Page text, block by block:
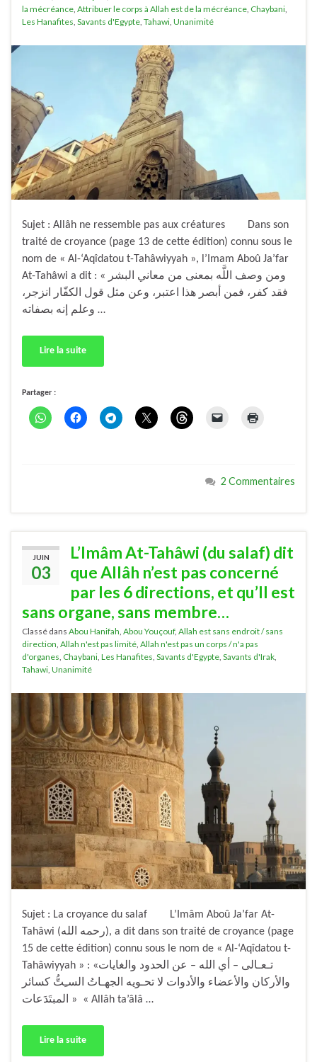
la mécréance Attribuer le corps à Allah est de la mécréance Chaybani
Les Hanafites Savants d'Egypte Tahawi Unanimité
Sujet : Allâh ne ressemble pas aux créatures Dans son
traité de croyance (page 13 de cette édition) connu sous le
nom de « Al-‘Aqîdatou t-Tahâwiyyah », l’Imam Aboû Ja’far
At-Tahâwi a dit : « ومن وصف اللَّه بمعنى من معاني البشر
فقد كفر، فمن أبصر هذا اعتبر، وعن مثل قول الكفّار انزجر،
وعلم إنه بصفاته …
Lire la suite
Partager :
2 Commentaires
JUIN
03
L’Imâm At-Tahâwi (du salaf) dit
que Allâh n’est pas concerné
par les 6 directions, et qu’Il est
sans organe, sans membre…
Classé dans Abou Hanifah, Abou Youçouf, Allah est sans endroit / sans
direction, Allah n'est pas limité, Allah n'est pas un corps / n'a pas
d'organes, Chaybani, Les Hanafites, Savants d'Egypte, Savants d'Irak,
Tahawi, Unanimité
Sujet : La croyance du salaf L’Imâm Aboû Ja’far At-
Tahâwi (رحمه الله), a dit dans son traité de croyance (page
15 de cette édition) connu sous le nom de « Al-‘Aqîdatou t-
Tahâwiyyah » : «تـعـالى – أي الله – عن الحدود والغايات
والأركان والأعضاء والأدوات لا تحـويه الجهـاتُ السـِتُّ كسائر
المبتَدَعات » « Allâh ta’âlâ …
Lire la suite